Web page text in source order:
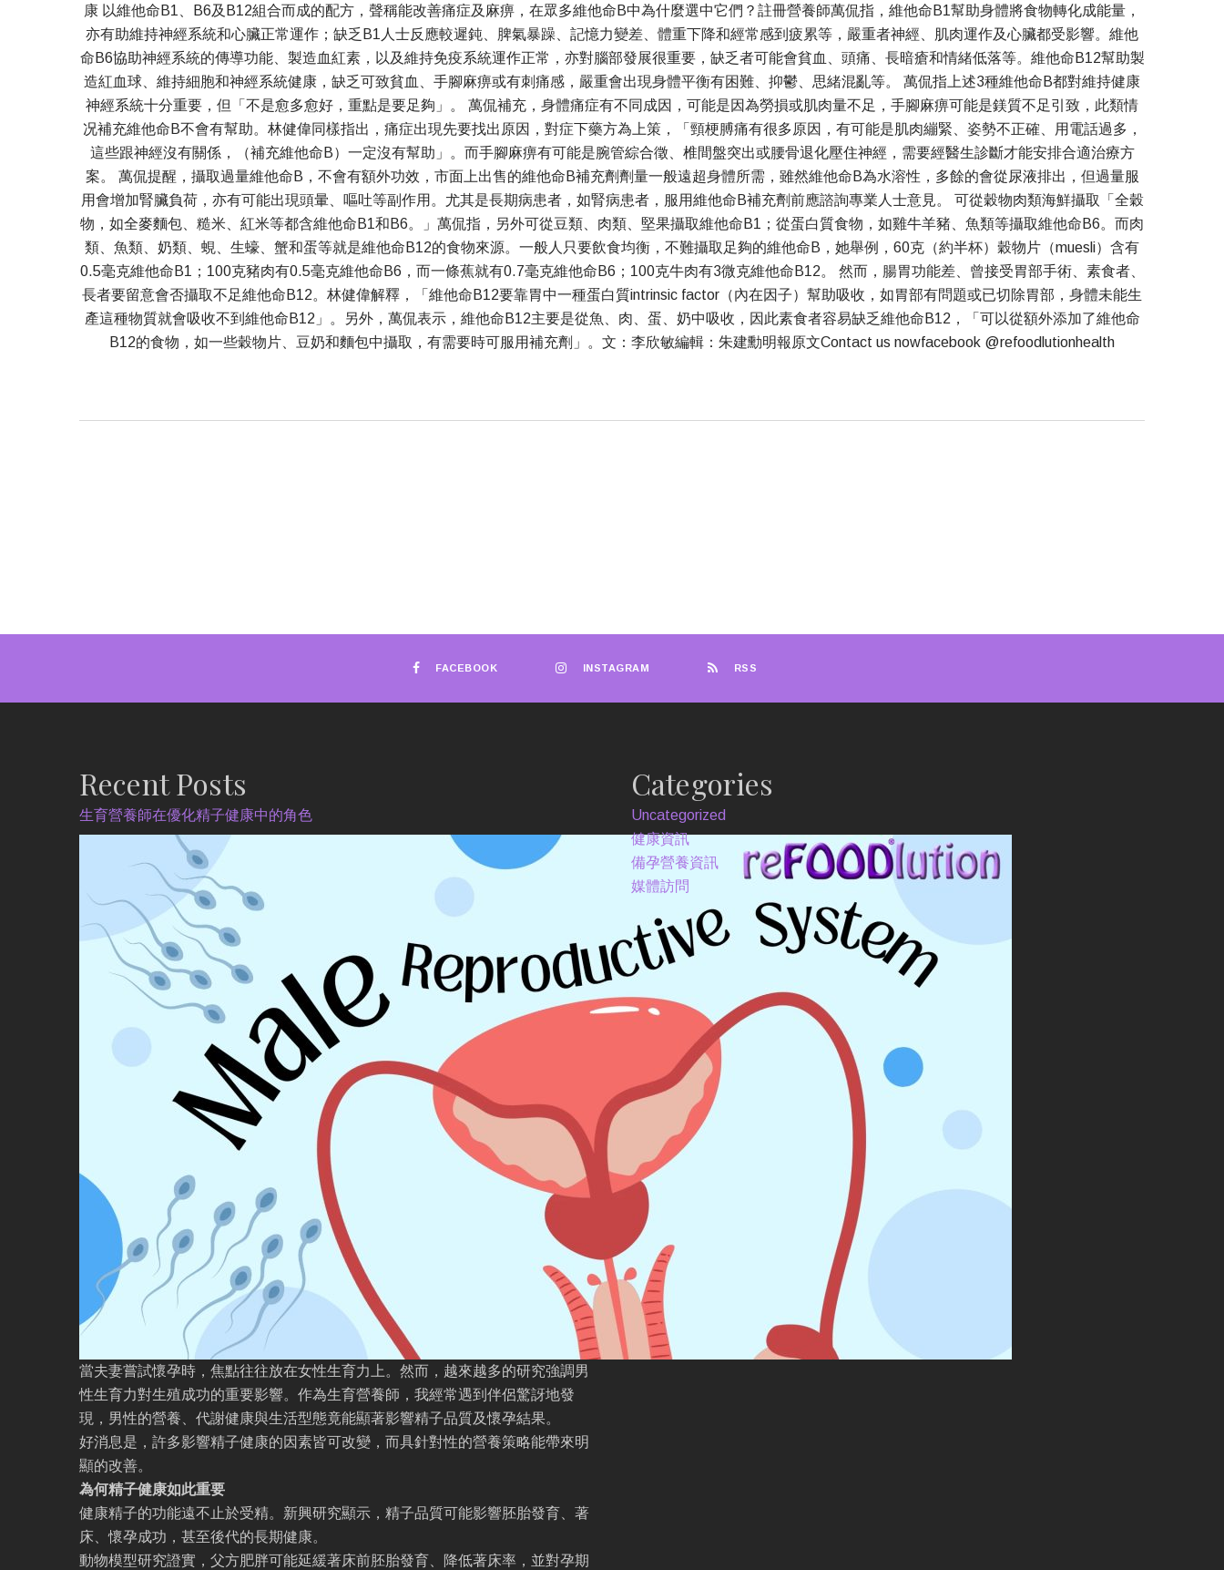
康 以維他命B1、B6及B12組合而成的配方，聲稱能改善痛症及麻痹，在眾多維他命B中為什麼選中它們？註冊營養師萬侃指，維他命B1幫助身體將食物轉化成能量，
亦有助維持神經系統和心臟正常運作；缺乏B1人士反應較遲鈍、脾氣暴躁、記憶力變差、體重下降和經常感到疲累等，嚴重者神經、肌肉運作及心臟都受影響。維他
命B6協助神經系統的傳導功能、製造血紅素，以及維持免疫系統運作正常，亦對腦部發展很重要，缺乏者可能會貧血、頭痛、長暗瘡和情緒低落等。維他命B12幫助製
造紅血球、維持細胞和神經系統健康，缺乏可致貧血、手腳麻痹或有刺痛感，嚴重會出現身體平衡有困難、抑鬱、思緒混亂等。 萬侃指上述3種維他命B都對維持健康
神經系統十分重要，但「不是愈多愈好，重點是要足夠」。 萬侃補充，身體痛症有不同成因，可能是因為勞損或肌肉量不足，手腳麻痹可能是鎂質不足引致，此類情
况補充維他命B不會有幫助。林健偉同樣指出，痛症出現先要找出原因，對症下藥方為上策，「頸梗膊痛有很多原因，有可能是肌肉繃緊、姿勢不正確、用電話過多，
這些跟神經沒有關係，（補充維他命B）一定沒有幫助」。而手腳麻痹有可能是腕管綜合徵、椎間盤突出或腰骨退化壓住神經，需要經醫生診斷才能安排合適治療方
案。 萬侃提醒，攝取過量維他命B，不會有額外功效，市面上出售的維他命B補充劑劑量一般遠超身體所需，雖然維他命B為水溶性，多餘的會從尿液排出，但過量服
用會增加腎臟負荷，亦有可能出現頭暈、嘔吐等副作用。尤其是長期病患者，如腎病患者，服用維他命B補充劑前應諮詢專業人士意見。 可從穀物肉類海鮮攝取「全穀
物，如全麥麵包、糙米、紅米等都含維他命B1和B6。」萬侃指，另外可從豆類、肉類、堅果攝取維他命B1；從蛋白質食物，如雞牛羊豬、魚類等攝取維他命B6。而肉
類、魚類、奶類、蜆、生蠔、蟹和蛋等就是維他命B12的食物來源。一般人只要飲食均衡，不難攝取足夠的維他命B，她舉例，60克（約半杯）穀物片（muesli）含有
0.5毫克維他命B1；100克豬肉有0.5毫克維他命B6，而一條蕉就有0.7毫克維他命B6；100克牛肉有3微克維他命B12。 然而，腸胃功能差、曾接受胃部手術、素食者、
長者要留意會否攝取不足維他命B12。林健偉解釋，「維他命B12要靠胃中一種蛋白質intrinsic factor（內在因子）幫助吸收，如胃部有問題或已切除胃部，身體未能生
產這種物質就會吸收不到維他命B12」。另外，萬侃表示，維他命B12主要是從魚、肉、蛋、奶中吸收，因此素食者容易缺乏維他命B12，「可以從額外添加了維他命
B12的食物，如一些穀物片、豆奶和麵包中攝取，有需要時可服用補充劑」。文：李欣敏編輯：朱建勳明報原文Contact us nowfacebook @refoodlutionhealth
FACEBOOK INSTAGRAM RSS
Recent Posts
生育營養師在優化精子健康中的角色
當夫妻嘗試懷孕時，焦點往往放在女性生育力上。然而，越來越多的研究強調男
性生育力對生殖成功的重要影響。作為生育營養師，我經常遇到伴侶驚訝地發
現，男性的營養、代謝健康與生活型態竟能顯著影響精子品質及懷孕結果。
好消息是，許多影響精子健康的因素皆可改變，而具針對性的營養策略能帶來明
顯的改善。
為何精子健康如此重要
健康精子的功能遠不止於受精。新興研究顯示，精子品質可能影響胚胎發育、著
床、懷孕成功，甚至後代的長期健康。
動物模型研究證實，父方肥胖可能延緩著床前胚胎發育、降低著床率，並對孕期
Categories
Uncategorized
健康資訊
備孕營養資訊
媒體訪問